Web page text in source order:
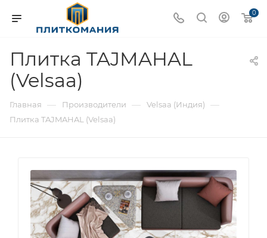
0
Плитка TAJMAHAL
(Velsaa)
Главная — Производители — Velsaa (Индия) —
Плитка TAJMAHAL (Velsaa)